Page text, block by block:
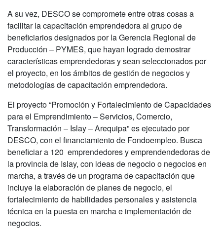
A su vez, DESCO se compromete entre otras cosas a
facilitar la capacitación emprendedora al grupo de
beneficiarios designados por la Gerencia Regional de
Producción – PYMES, que hayan logrado demostrar
características emprendedoras y sean seleccionados por
el proyecto, en los ámbitos de gestión de negocios y
metodologías de capacitación emprendedora.
El proyecto “Promoción y Fortalecimiento de Capacidades
para el Emprendimiento – Servicios, Comercio,
Transformación – Islay – Arequipa” es ejecutado por
DESCO, con el financiamiento de Fondoempleo. Busca
beneficiar a 120 emprendedores y emprendendedoras de
la provincia de Islay, con ideas de negocio o negocios en
marcha, a través de un programa de capacitación que
incluye la elaboración de planes de negocio, el
fortalecimiento de habilidades personales y asistencia
técnica en la puesta en marcha e implementación de
negocios.